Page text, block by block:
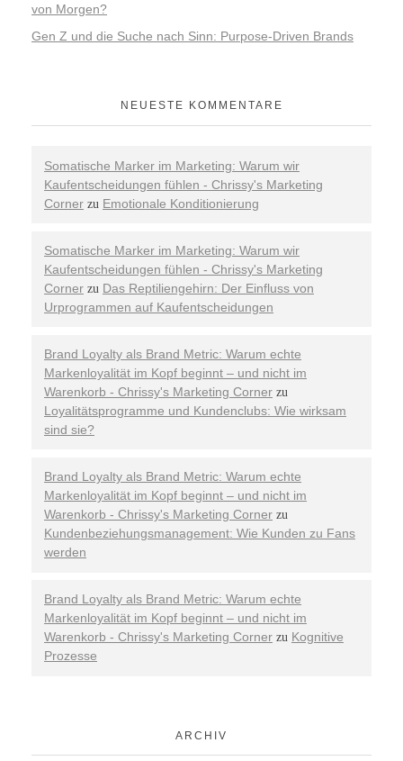
von Morgen?
Gen Z und die Suche nach Sinn: Purpose-Driven Brands
NEUESTE KOMMENTARE
Somatische Marker im Marketing: Warum wir
Kaufentscheidungen fühlen - Chrissy's Marketing
Corner zu Emotionale Konditionierung
Somatische Marker im Marketing: Warum wir
Kaufentscheidungen fühlen - Chrissy's Marketing
Corner zu Das Reptiliengehirn: Der Einfluss von
Urprogrammen auf Kaufentscheidungen
Brand Loyalty als Brand Metric: Warum echte
Markenloyalität im Kopf beginnt – und nicht im
Warenkorb - Chrissy's Marketing Corner zu
Loyalitätsprogramme und Kundenclubs: Wie wirksam
sind sie?
Brand Loyalty als Brand Metric: Warum echte
Markenloyalität im Kopf beginnt – und nicht im
Warenkorb - Chrissy's Marketing Corner zu
Kundenbeziehungsmanagement: Wie Kunden zu Fans
werden
Brand Loyalty als Brand Metric: Warum echte
Markenloyalität im Kopf beginnt – und nicht im
Warenkorb - Chrissy's Marketing Corner zu Kognitive
Prozesse
ARCHIV